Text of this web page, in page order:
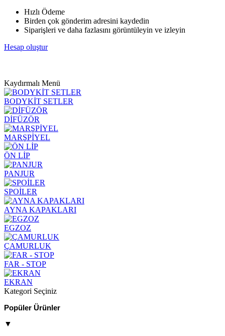
Hızlı Ödeme
Birden çok gönderim adresini kaydedin
Siparişleri ve daha fazlasını görüntüleyin ve izleyin
Hesap oluştur
Kaydırmalı Menü
BODYKİT SETLER
DİFÜZÖR
MARŞPİYEL
ÖN LİP
PANJUR
SPOİLER
AYNA KAPAKLARI
EGZOZ
ÇAMURLUK
FAR - STOP
EKRAN
Kategori Seçiniz
Popüler Ürünler
▼